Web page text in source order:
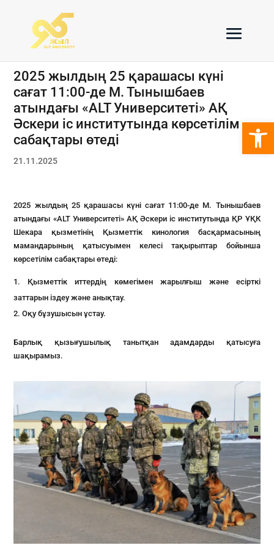
2025 жылдың 25 қарашасы күні
сағат 11:00-де М. Тынышбаев
атындағы «ALT Университеті» АҚ
Әскери іс институтында көрсетілім
сабақтары өтеді
21.11.2025
2025 жылдың 25 қарашасы күні сағат 11:00-де М. Тынышбаев
атындағы «ALT Университеті» АҚ Әскери іс институтында ҚР ҰҚК
Шекара қызметінің Қызметтік кинология басқармасының
мамандарының қатысуымен келесі тақырыптар бойынша
көрсетілім сабақтары өтеді:
Қызметтік иттердің көмегімен жарылғыш және есірткі
заттарын іздеу және анықтау.
Оқу бұзушысын ұстау.
Барлық қызығушылық танытқан адамдарды қатысуға
шақырамыз.